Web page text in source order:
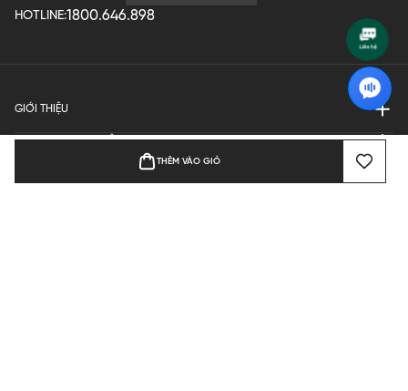
THÊM VÀO GIỎ
HOTLINE:1800.646.898
GIỚI THIỆU
QUY ĐỊNH HOẠT ĐỘNG